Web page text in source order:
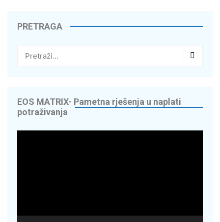
PRETRAGA
EOS MATRIX- Pametna rješenja u naplati
potraživanja